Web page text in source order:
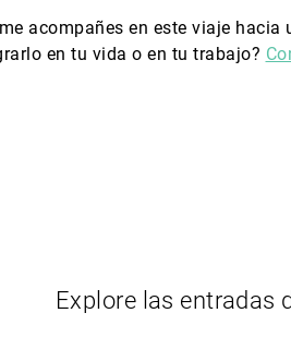
acompañes en este viaje
en tu vida o en tu trabajo?
Explore las entradas